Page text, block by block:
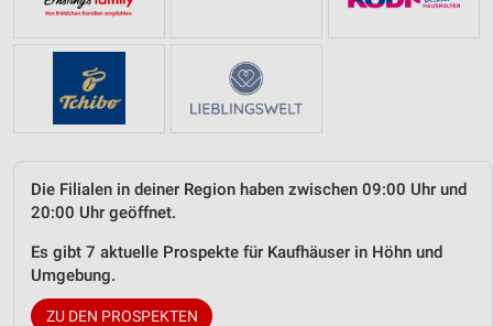
Die Filialen in deiner Region haben zwischen 09:00 Uhr und
20:00 Uhr geöffnet.
Es gibt 7 aktuelle Prospekte für Kaufhäuser in Höhn und
Umgebung.
ZU DEN PROSPEKTEN